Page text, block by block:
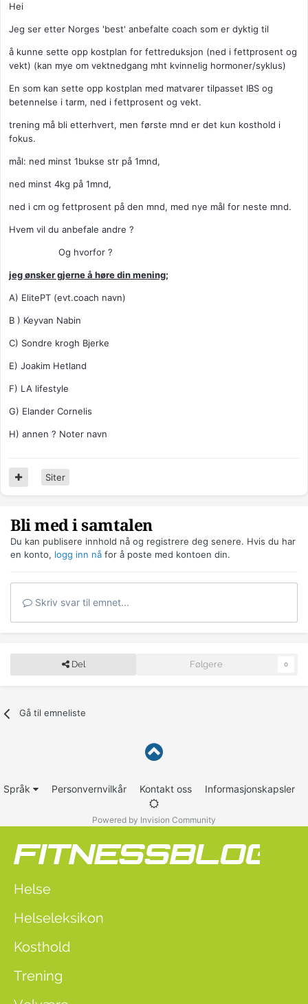
Hei
Jeg ser etter Norges 'best' anbefalte coach som er dyktig til
å kunne sette opp kostplan for fettreduksjon (ned i fettprosent og
vekt) (kan mye om vektnedgang mht kvinnelig hormoner/syklus)
En som kan sette opp kostplan med matvarer tilpasset IBS og
betennelse i tarm, ned i fettprosent og vekt.
trening må bli etterhvert, men første mnd er det kun kosthold i
fokus.
mål: ned minst 1bukse str på 1mnd,
ned minst 4kg på 1mnd,
ned i cm og fettprosent på den mnd, med nye mål for neste mnd.
Hvem vil du anbefale andre ?
Og hvorfor ?
jeg ønsker gjerne å høre din mening;
A) ElitePT (evt.coach navn)
B ) Keyvan Nabin
C) Sondre krogh Bjerke
E) Joakim Hetland
F) LA lifestyle
G) Elander Cornelis
H) annen ? Noter navn
Siter
Bli med i samtalen
Du kan publisere innhold nå og registrere deg senere. Hvis du har
en konto, logg inn nå for å poste med kontoen din.
Skriv svar til emnet...
Del Følgere 0
Gå til emneliste
Språk Personvernvilkår Kontakt oss Informasjonskapsler
Powered by Invision Community
Helse
Helseleksikon
Kosthold
Trening